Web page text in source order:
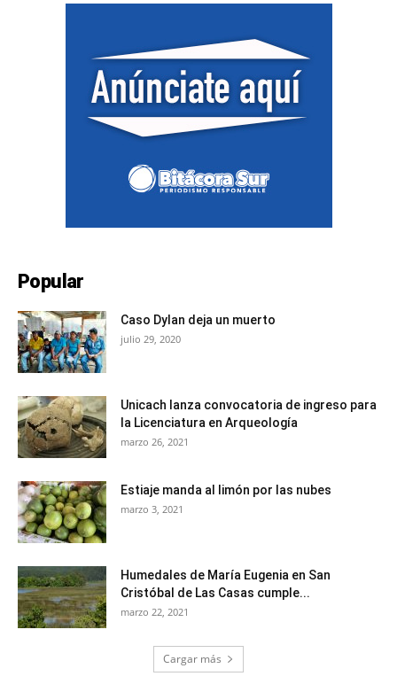
Popular
Caso Dylan deja un muerto
julio 29, 2020
Unicach lanza convocatoria de ingreso para
la Licenciatura en Arqueología
marzo 26, 2021
Estiaje manda al limón por las nubes
marzo 3, 2021
Humedales de María Eugenia en San
Cristóbal de Las Casas cumple...
marzo 22, 2021
Cargar más